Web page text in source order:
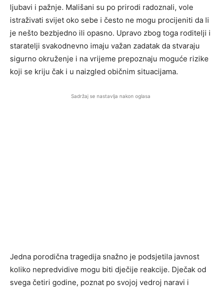
ljubavi i pažnje. Mališani su po prirodi radoznali, vole
istraživati svijet oko sebe i često ne mogu procijeniti da li
je nešto bezbjedno ili opasno. Upravo zbog toga roditelji i
staratelji svakodnevno imaju važan zadatak da stvaraju
sigurno okruženje i na vrijeme prepoznaju moguće rizike
koji se kriju čak i u naizgled običnim situacijama.
Sadržaj se nastavlja nakon oglasa
Jedna porodična tragedija snažno je podsjetila javnost
koliko nepredvidive mogu biti dječije reakcije. Dječak od
svega četiri godine, poznat po svojoj vedroj naravi i